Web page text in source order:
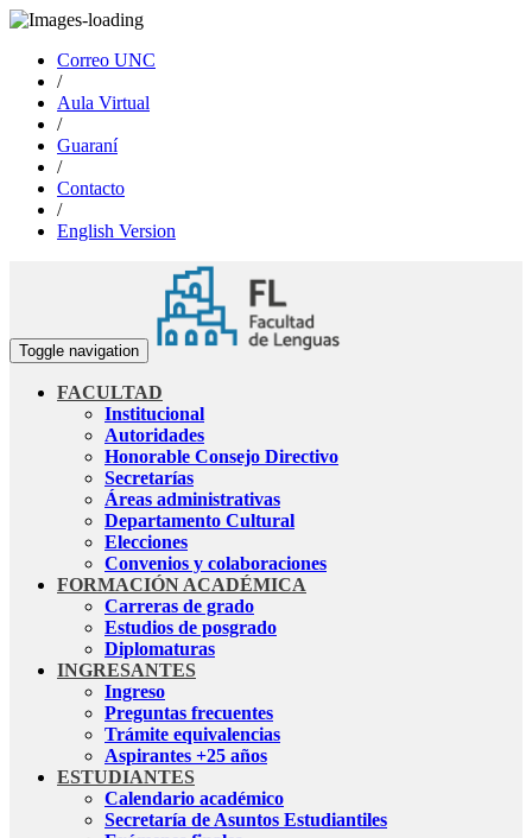
Correo UNC
/
Aula Virtual
/
Guaraní
/
Contacto
/
English Version
Toggle navigation
FACULTAD
Institucional
Autoridades
Honorable Consejo Directivo
Secretarías
Áreas administrativas
Departamento Cultural
Elecciones
Convenios y colaboraciones
FORMACIÓN ACADÉMICA
Carreras de grado
Estudios de posgrado
Diplomaturas
INGRESANTES
Ingreso
Preguntas frecuentes
Trámite equivalencias
Aspirantes +25 años
ESTUDIANTES
Calendario académico
Secretaría de Asuntos Estudiantiles